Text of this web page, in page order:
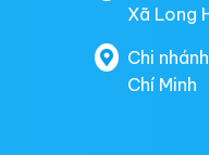
Xã Long
Chi
Chí Minh